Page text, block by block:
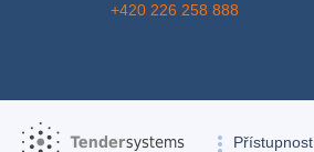
+420 226 258 888
more_vert Přístupnost